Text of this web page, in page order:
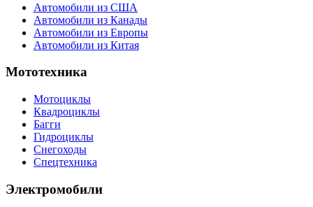
Автомобили из США
Автомобили из Канады
Автомобили из Европы
Автомобили из Китая
Мототехника
Мотоциклы
Квадроциклы
Багги
Гидроциклы
Снегоходы
Спецтехника
Электромобили